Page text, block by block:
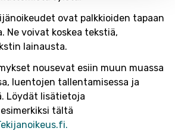
ovat palkkioiden tapaan
Ne voivat koskea tekstiä,
lainausta.
nousevat esiin muun muassa
luentojen tallentamisessa ja
Löydät lisätietoja
tältä
anoikeus.fi.